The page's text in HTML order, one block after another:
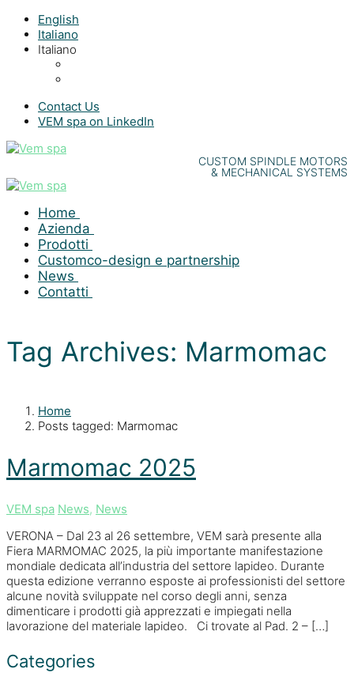
English
Italiano
Italiano
Contact Us
VEM spa on LinkedIn
CUSTOM SPINDLE MOTORS
& MECHANICAL SYSTEMS
Home
Azienda
Prodotti
Customco-design e partnership
News
Contatti
Tag Archives: Marmomac
Home
Posts tagged: Marmomac
Marmomac 2025
VEM spa News, News
VERONA – Dal 23 al 26 settembre, VEM sarà presente alla
Fiera MARMOMAC 2025, la più importante manifestazione
mondiale dedicata all’industria del settore lapideo. Durante
questa edizione verranno esposte ai professionisti del settore
alcune novità sviluppate nel corso degli anni, senza
dimenticare i prodotti già apprezzati e impiegati nella
lavorazione del materiale lapideo. Ci trovate al Pad. 2 – […]
Categories